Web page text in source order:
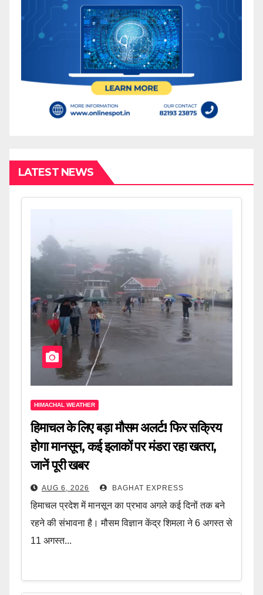
LATEST NEWS
HIMACHAL WEATHER
हिमाचल के लिए बड़ा मौसम अलर्ट! फिर सक्रिय
होगा मानसून, कई इलाकों पर मंडरा रहा खतरा,
जानें पूरी खबर
AUG 6, 2026 BAGHAT EXPRESS
हिमाचल प्रदेश में मानसून का प्रभाव अगले कई दिनों तक बने
रहने की संभावना है। मौसम विज्ञान केंद्र शिमला ने 6 अगस्त से
11 अगस्त...